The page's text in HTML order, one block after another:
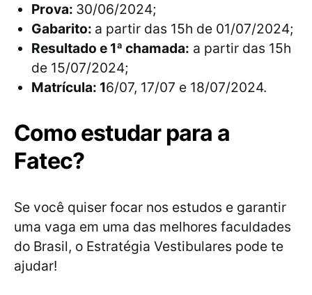
Prova: 30/06/2024;
Gabarito: a partir das 15h de 01/07/2024;
Resultado e 1ª chamada: a partir das 15h
de 15/07/2024;
Matrícula: 16/07, 17/07 e 18/07/2024.
Como estudar para a
Fatec?
Se você quiser focar nos estudos e garantir
uma vaga em uma das melhores faculdades
do Brasil, o Estratégia Vestibulares pode te
ajudar!